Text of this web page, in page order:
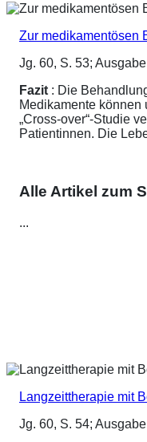
Zur medikamentösen
Jg. 60, S. 53;
Fazit : Die
Medikamente
„Cross-over“-Studie
Patientinnen. Die
Alle Artikel zum
...
Langzeittherapie mit
Jg. 60, S. 54;